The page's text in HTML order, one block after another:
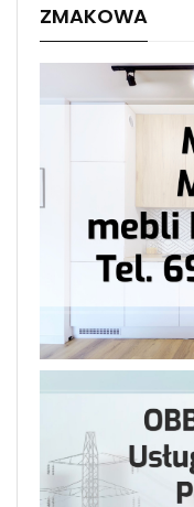
ZMAKOWA